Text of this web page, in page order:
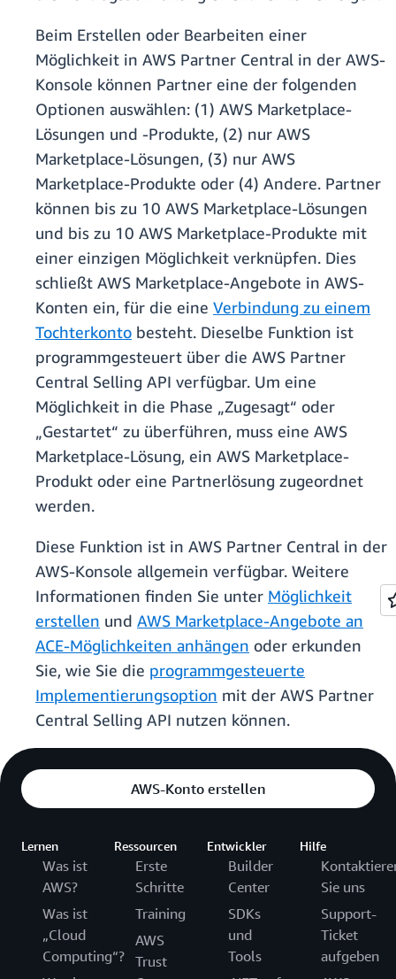
Beim Erstellen oder Bearbeiten einer
Möglichkeit in AWS Partner Central in der AWS-
Konsole können Partner eine der folgenden
Optionen auswählen: (1) AWS Marketplace-
Lösungen und -Produkte, (2) nur AWS
Marketplace-Lösungen, (3) nur AWS
Marketplace-Produkte oder (4) Andere. Partner
können bis zu 10 AWS Marketplace-Lösungen
und bis zu 10 AWS Marketplace-Produkte mit
einer einzigen Möglichkeit verknüpfen. Dies
schließt AWS Marketplace-Angebote in AWS-
Konten ein, für die eine Verbindung zu einem
Tochterkonto besteht. Dieselbe Funktion ist
programmgesteuert über die AWS Partner
Central Selling API verfügbar. Um eine
Möglichkeit in die Phase „Zugesagt“ oder
„Gestartet“ zu überführen, muss eine AWS
Marketplace-Lösung, ein AWS Marketplace-
Produkt oder eine Partnerlösung zugeordnet
werden.
Diese Funktion ist in AWS Partner Central in der
AWS-Konsole allgemein verfügbar. Weitere
Informationen finden Sie unter Möglichkeit
erstellen und AWS Marketplace-Angebote an
ACE-Möglichkeiten anhängen oder erkunden
Sie, wie Sie die programmgesteuerte
Implementierungsoption mit der AWS Partner
Central Selling API nutzen können.
AWS-Konto erstellen
Lernen
Was ist
AWS?
Was ist
„Cloud
Computing“?
Ressourcen
Erste
Schritte
Training
AWS
Trust
Entwickler
Builder
Center
SDKs
und
Tools
Hilfe
Sie uns
Support-
Ticket
aufgeben